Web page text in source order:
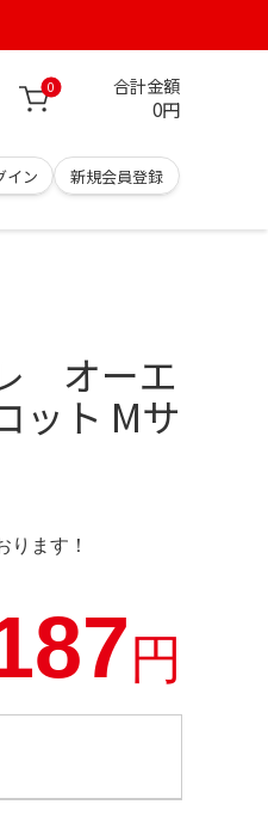
0 合計金額
0円
イン 新規会員登録
オーエ
ット Mサ
ります！
円